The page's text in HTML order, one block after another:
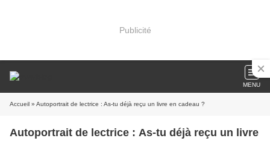
Publicité
MENU
Accueil » Autoportrait de lectrice : As-tu déjà reçu un livre en cadeau ?
Autoportrait de lectrice : As-tu déjà reçu un livre